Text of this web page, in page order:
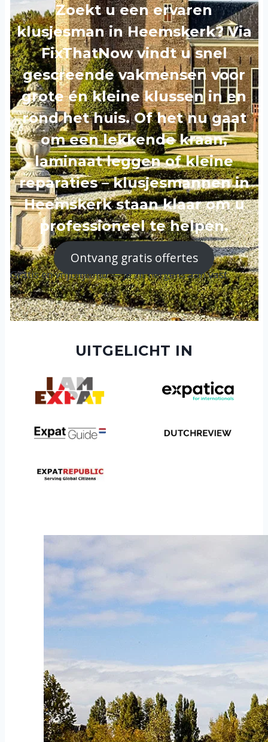
Zoekt u een ervaren
klusjesman in Heemskerk? Via
FixThatNow vindt u snel
gescreende vakmensen voor
grote én kleine klussen in en
rond het huis. Of het nu gaat
om een lekkende kraan,
laminaat leggen of kleine
reparaties – klusjesmannen in
Heemskerk staan klaar om u
professioneel te helpen.
Ontvang gratis offertes
Gratis en vrijblijvend — je zit nergens aan vast
UITGELICHT IN